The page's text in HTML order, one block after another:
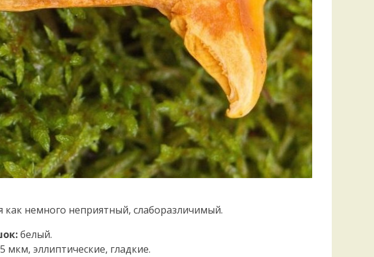
как немного неприятный, слаборазличимый.
белый.
мкм, эллиптические, гладкие.